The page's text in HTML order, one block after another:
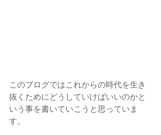
このブログではこれからの時代を生き
抜くためにどうしていけばいいのかと
いう事を書いていこうと思っていま
す。